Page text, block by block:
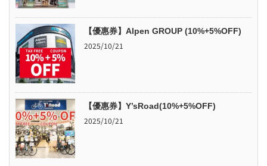
【優惠券】Alpen GROUP (10%+5%OFF)
2025/10/21
【優惠券】Y’sRoad(10%+5%OFF)
2025/10/21